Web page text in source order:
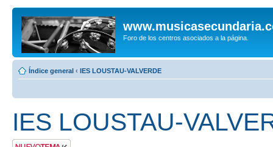
Foro de los centros asociados a la página.
Índice general ‹ IES LOUSTAU-VALVERDE
IES LOUSTAU-
Publicar un nuevo